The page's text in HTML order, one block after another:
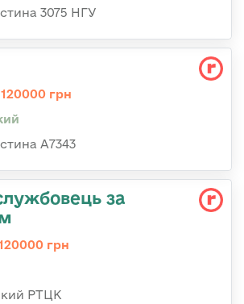
3075 НГУ
грн
А7343
за
грн
РТЦК